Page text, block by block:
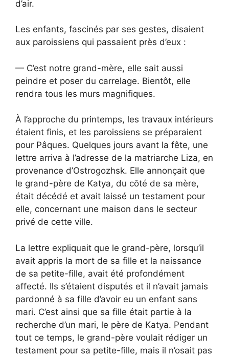
d’air.
Les enfants, fascinés par ses gestes, disaient
aux paroissiens qui passaient près d’eux :
— C’est notre grand-mère, elle sait aussi
peindre et poser du carrelage. Bientôt, elle
rendra tous les murs magnifiques.
À l’approche du printemps, les travaux intérieurs
étaient finis, et les paroissiens se préparaient
pour Pâques. Quelques jours avant la fête, une
lettre arriva à l’adresse de la matriarche Liza, en
provenance d’Ostrogozhsk. Elle annonçait que
le grand-père de Katya, du côté de sa mère,
était décédé et avait laissé un testament pour
elle, concernant une maison dans le secteur
privé de cette ville.
La lettre expliquait que le grand-père, lorsqu’il
avait appris la mort de sa fille et la naissance
de sa petite-fille, avait été profondément
affecté. Ils s’étaient disputés et il n’avait jamais
pardonné à sa fille d’avoir eu un enfant sans
mari. C’est ainsi que sa fille était partie à la
recherche d’un mari, le père de Katya. Pendant
tout ce temps, le grand-père voulait rédiger un
testament pour sa petite-fille, mais il n’osait pas